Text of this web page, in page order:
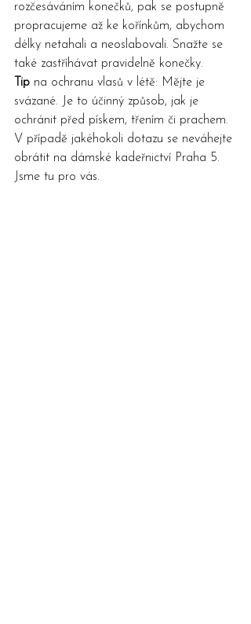
rozčesáváním konečků, pak se postupně
propracujeme až ke kořínkům, abychom
délky netahali a neoslabovali. Snažte se
také zastříhávat pravidelně konečky.
Tip na ochranu vlasů v létě: Mějte je
svázané. Je to účinný způsob, jak je
ochránit před pískem, třením či prachem.
V případě jakéhokoli dotazu se neváhejte
obrátit na dámské kadeřnictví Praha 5.
Jsme tu pro vás.